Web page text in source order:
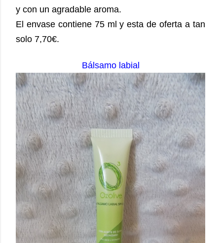
y con un agradable aroma.
El envase contiene 75 ml y esta de oferta a tan
solo 7,70€.
Bálsamo labial